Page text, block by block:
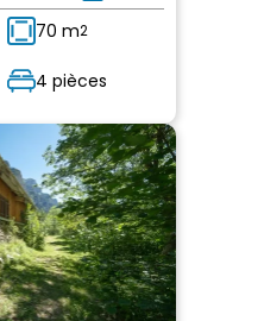
70 m2
4 pièces